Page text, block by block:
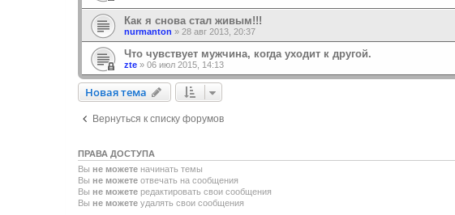
Как я снова стал живым!!!
nurmanton » 28 авг 2013, 20:37
Что чувствует мужчина, когда уходит к другой.
zte » 06 июл 2015, 14:13
Новая тема
Новаятема
Вернуться к списку форумов
ПРАВА ДОСТУПА
Вы не можете начинать темы
Вы не можете отвечать на сообщения
Вы не можете редактировать свои сообщения
Вы не можете удалять свои сообщения